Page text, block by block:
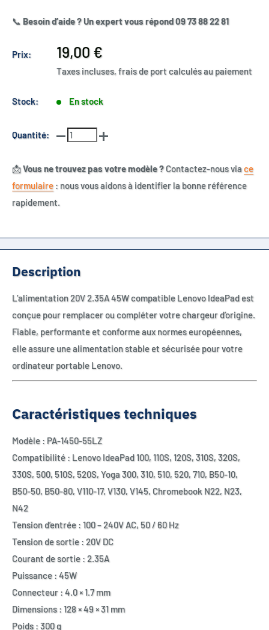
📞 Besoin d’aide ? Un expert vous répond 09 73 88 22 81
Prix:
Prix
réduit
19,00 €
Taxes incluses, frais de port calculés au paiement
Stock: En stock
Quantité:
📩Vous ne trouvez pas votre modèle ?Contactez-nous viace
formulaire : nous vous aidons à identifier la bonne référence
rapidement.
Description
L’alimentation 20V 2.35A 45W compatible Lenovo IdeaPad est
conçue pour remplacer ou compléter votre chargeur d’origine.
Fiable, performante et conforme aux normes européennes,
elle assure une alimentation stable et sécurisée pour votre
ordinateur portable Lenovo.
Caractéristiques techniques
Modèle : PA-1450-55LZ
Compatibilité : Lenovo IdeaPad 100, 110S, 120S, 310S, 320S,
330S, 500, 510S, 520S, Yoga 300, 310, 510, 520, 710, B50-10,
B50-50, B50-80, V110-17, V130, V145, Chromebook N22, N23,
N42
Tension d’entrée : 100 – 240V AC, 50 / 60 Hz
Tension de sortie : 20V DC
Courant de sortie : 2.35A
Puissance : 45W
Connecteur : 4.0 × 1.7 mm
Dimensions : 128 × 49 × 31 mm
Poids : 300 g